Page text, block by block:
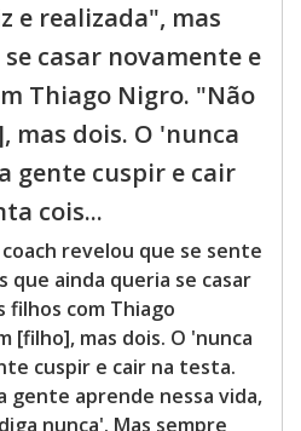
e realizada", mas
casar novamente e
Thiago Nigro. "Não
mas dois. O 'nunca
gente cuspir e cair
cois...
revelou que se sente
que ainda queria se casar
filhos com Thiago
[filho], mas dois. O 'nunca
cuspir e cair na testa.
gente aprende nessa vida,
nunca'. Mas sempre